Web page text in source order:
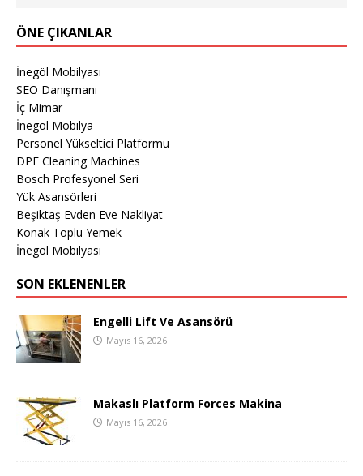
ÖNE ÇIKANLAR
İnegöl Mobilyası
SEO Danışmanı
İç Mimar
İnegöl Mobilya
Personel Yükseltici Platformu
DPF Cleaning Machines
Bosch Profesyonel Seri
Yük Asansörleri
Beşiktaş Evden Eve Nakliyat
Konak Toplu Yemek
İnegöl Mobilyası
SON EKLENENLER
Engelli Lift Ve Asansörü
Mayıs 16, 2026
Makaslı Platform Forces Makina
Mayıs 16, 2026